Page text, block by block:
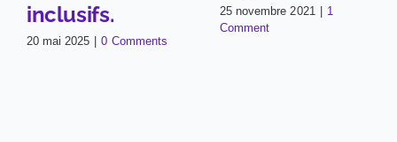
inclusifs.
20 mai 2025 0 Comments
25 novembre 2021
1
Comment